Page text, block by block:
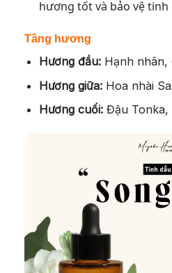
hương tốt và bảo vệ tinh
Tầng hương
Hương đầu:Hạnh nhân,
Hương giữa:Hoa nhài
Hương cuối:Đậu Tonka,